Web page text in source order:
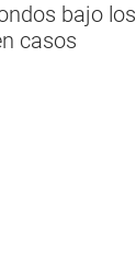
bajo los
casos